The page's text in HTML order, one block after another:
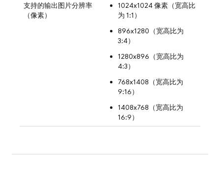
支持的输出图片分辨率
（像素）
1024x1024 像素（宽高比
为 1:1）
896x1280（宽高比为
3:4）
1280x896（宽高比为
4:3）
768x1408（宽高比为
9:16）
1408x768（宽高比为
16:9）